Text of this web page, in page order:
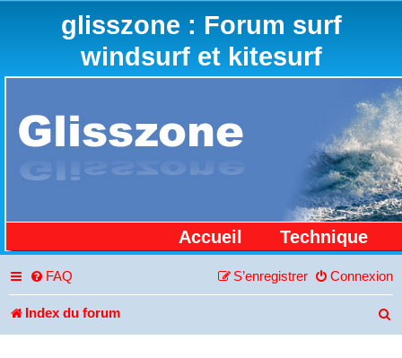
glisszone : Forum surf
windsurf et kitesurf
Accueil Technique
FAQ Connexion
S’enregistrer
Index du forum